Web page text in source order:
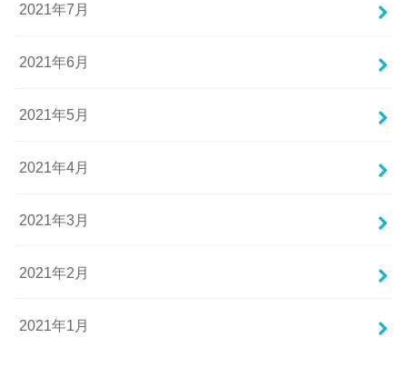
2021年7月
2021年6月
2021年5月
2021年4月
2021年3月
2021年2月
2021年1月